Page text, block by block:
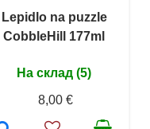
Lepidlo na puzzle
CobbleHill 177ml
На склад (5)
8,00 €